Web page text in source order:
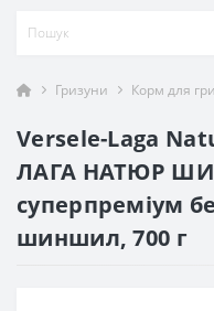
Гризуни Корм для
Versele-Laga
ЛАГА НАТЮР
суперпреміум
шиншил, 700 г